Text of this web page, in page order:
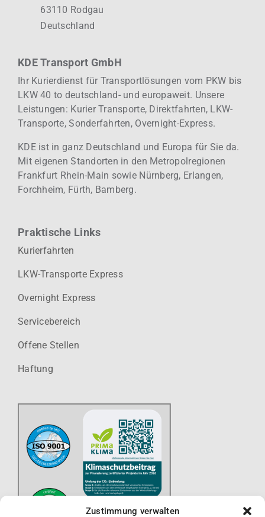
Zustimmung verwalten
63110 Rodgau
Deutschland
KDE Transport GmbH
Ihr Kurierdienst für Transportlösungen vom PKW bis
LKW 40 to deutschland- und europaweit. Unsere
Leistungen: KurierTransporte, Direktfahrten, LKW-
Transporte, Sonderfahrten, Overnight-Express.
KDE ist in ganz Deutschland und Europa für Sie da.
Mit eigenen Standorten in den Metropolregionen
Frankfurt Rhein-Main sowie Nürnberg, Erlangen,
Forchheim, Fürth, Bamberg.
Praktische Links
Kurierfahrten
LKW-Transporte Express
Overnight Express
Servicebereich
Offene Stellen
Haftung